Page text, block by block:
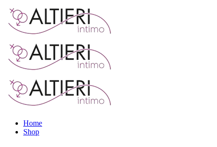
Salta
contenuto
Home
Shop